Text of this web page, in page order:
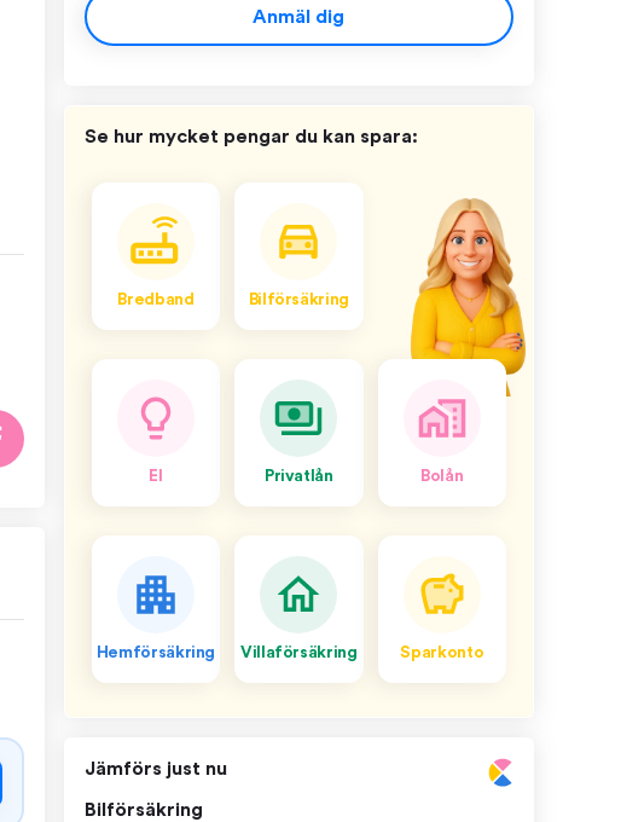
Anmäl dig
Se hur mycket pengar du kan spara:
Bredband Bilförsäkring
El Privatlån Bolån
Hemförsäkring Villaförsäkring Sparkonto
Jämförs just nu
Bilförsäkring